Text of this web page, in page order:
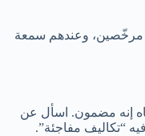
مرخّصين، وعندهم سمعة
إنه مضمون. اسأل عن
“تكاليف مفاجئة”.